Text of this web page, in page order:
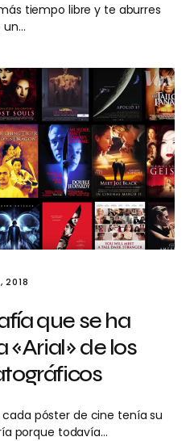
tiempo libre y te aburres
un…
2018
que se ha
«Arial» de los
póster de cine tenía su
porque todavía…